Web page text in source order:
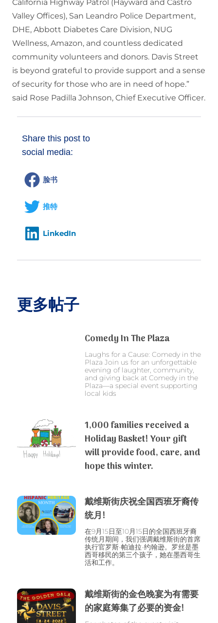
California Highway Patrol (Hayward and Castro
Valley Offices), San Leandro Police Department,
DHE, Abbott Diabetes Care Division, NUG
Wellness, Amazon, and countless dedicated
community volunteers and donors. Davis Street
is beyond grateful to provide support and a sense
of security for those who are in need of hope.”
said Rose Padilla Johnson, Chief Executive Officer.
Share this post to
social media:
脸书
推特
LinkedIn
更多帖子
Comedy In The Plaza
Laughs for a Cause: Comedy in the
Plaza Join us for an unforgettable
evening of laughter, community,
and giving back at Comedy in the
Plaza—a special event supporting
local kids
1,000 families received a
Holiday Basket! Your gift
will provide food, care, and
hope this winter.
戴维斯街庆祝全国西班牙裔传
统月!
在9月15日至10月15日的全国西班牙裔
传统月期间，我们强调戴维斯街的首席
执行官罗斯-帕迪拉-约翰逊。罗丝是墨
西哥移民的第三个孩子，她在墨西哥生
活和工作。
戴维斯街的金色晚宴为有需要
的家庭筹集了必要的资金!